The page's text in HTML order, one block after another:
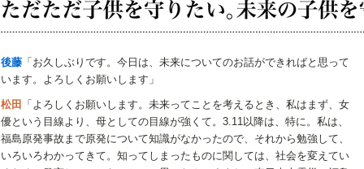
後藤 「お久しぶりです。今日は、未来についてのお話ができればと思って
います。よろしくお願いします」
松田
「よろしくお願いします。未来ってことを考えるとき、私はまず、女
優という目線より、母としての目線が強くて。3.11以降は、特に。私は、
福島原発事故まで原発について知識がなかったので、それから勉強して、
いろいろわかってきて。知ってしまったものに関しては、社会を変えてい